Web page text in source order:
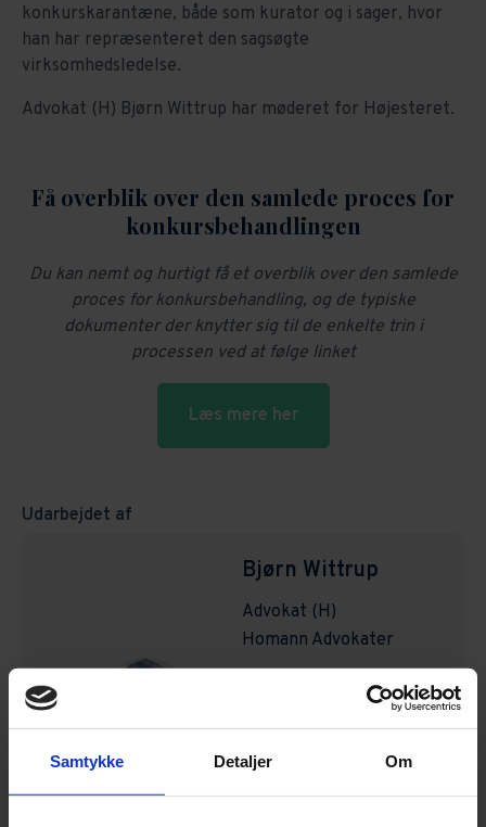
Samtykke Detaljer Om
konkurskarantæne, både som kurator og i sager, hvor
han har repræsenteret den sagsøgte
virksomhedsledelse.
Advokat (H) Bjørn Wittrup har møderet for Højesteret.
Få overblik over den samlede proces for
konkursbehandlingen
Du kan nemt og hurtigt få et overblik over den samlede
proces for konkursbehandling, og de typiske
dokumenter der knytter sig til de enkelte trin i
processen ved at følge linket
Læs mere her
Udarbejdet af
Bjørn Wittrup
Advokat (H)
Homann Advokater
Kontaktinformation
Telefon: 45 33 18 30
kontakt@dokumenter.dk